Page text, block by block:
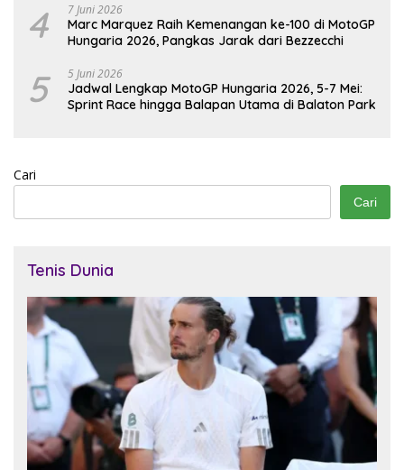
4 7 Juni 2026
Marc Marquez Raih Kemenangan ke-100 di MotoGP
Hungaria 2026, Pangkas Jarak dari Bezzecchi
5 5 Juni 2026
Jadwal Lengkap MotoGP Hungaria 2026, 5-7 Mei:
Sprint Race hingga Balapan Utama di Balaton Park
Cari
Cari
Tenis Dunia